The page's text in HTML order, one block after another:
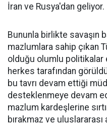
İran ve Rusya'dan geliyor.
Bununla birlikte savaşın
mazlumlara sahip çıkan
olduğu olumlu politikalar
herkes tarafından
bu tavrı devam ettiği
desteklenmeye devam
mazlum kardeşlerine
bırakmaz ve